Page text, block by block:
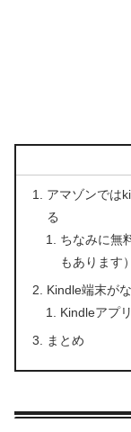
アマゾンでは
る
ちなみに無
もあります）
Kindle端末が
Kindleアプ
まとめ